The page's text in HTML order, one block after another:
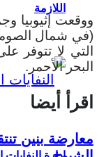
اللازمة
ووقعت إثيوبيا
(في شمال
التي لا
البحر الأحمر.
اقرأ أيضا
معارضة بنين